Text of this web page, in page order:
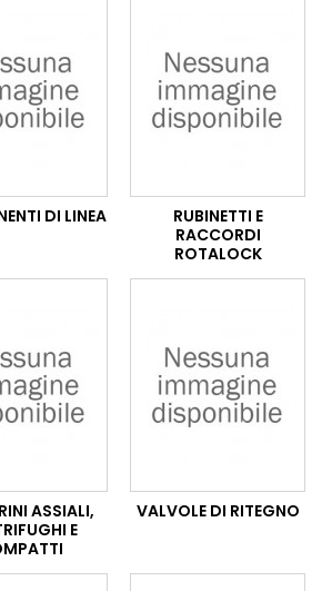
DI LINEA
RUBINETTI E
RACCORDI
ROTALOCK
ASSIALI,
E
VALVOLE DI RITEGNO